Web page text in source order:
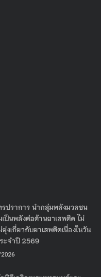
ปราการ นำกลุ่มพลังมวลชน
ป็นพลังต่อต้านยาเสพติด ไม่
งเกี่ยวกับยาเสพติดเนื่องในวัน
ะจำปี 2569